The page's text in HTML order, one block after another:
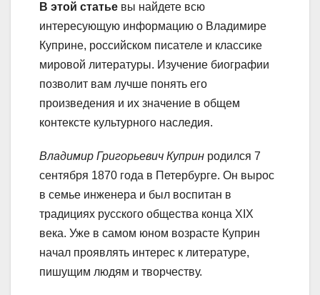
В этой статье вы найдете всю
интересующую информацию о Владимире
Куприне, российском писателе и классике
мировой литературы. Изучение биографии
позволит вам лучше понять его
произведения и их значение в общем
контексте культурного наследия.
Владимир Григорьевич Куприн родился 7
сентября 1870 года в Петербурге. Он вырос
в семье инженера и был воспитан в
традициях русского общества конца XIX
века. Уже в самом юном возрасте Куприн
начал проявлять интерес к литературе,
пишущим людям и творчеству.